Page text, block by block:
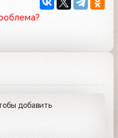
добавить